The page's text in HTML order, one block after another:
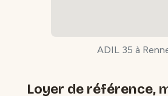
ADIL 35 à
Loyer de référence,